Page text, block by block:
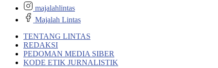
majalahlintas
Majalah Lintas
TENTANG LINTAS
REDAKSI
PEDOMAN MEDIA SIBER
KODE ETIK JURNALISTIK